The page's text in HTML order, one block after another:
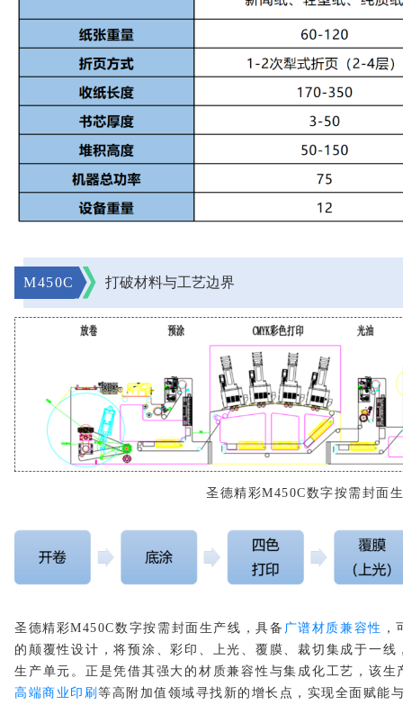
M450C 打破材料与工艺边界
圣德精彩M450C数字按需封面
圣德精彩M450C数字按需封面生产线 ，具备 广谱材质兼容性 ，
的颠覆性设计，将预涂、彩印、上光、覆膜、裁切集成于一
生产单元。正是凭借其强大的材质兼容性与集成化工艺， 该生
高端商业印刷 等高附加值领域寻找新的增长点，实现全面赋能